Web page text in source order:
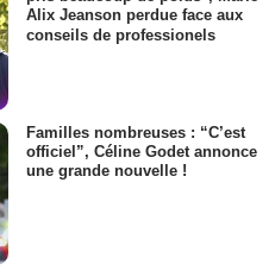
Alix Jeanson perdue face aux
conseils de professionels
Familles nombreuses : “C’est
officiel”, Céline Godet annonce
une grande nouvelle !